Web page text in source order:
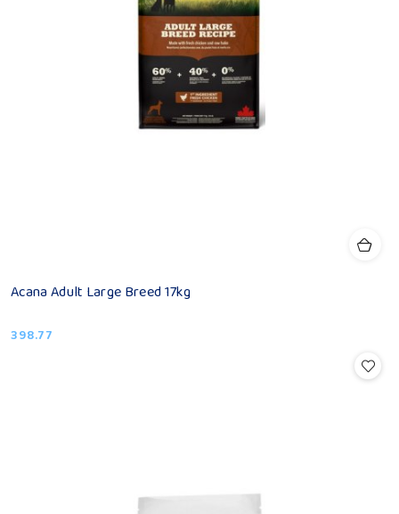
Acana Adult Large Breed 17kg
Cena:
398.77